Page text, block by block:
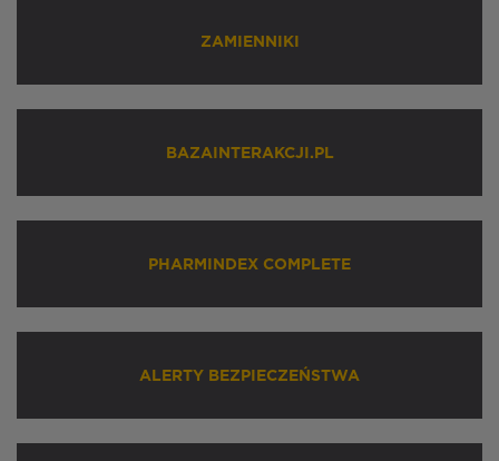
ZAMIENNIKI
BAZAINTERAKCJI.PL
PHARMINDEX COMPLETE
ALERTY BEZPIECZEŃSTWA